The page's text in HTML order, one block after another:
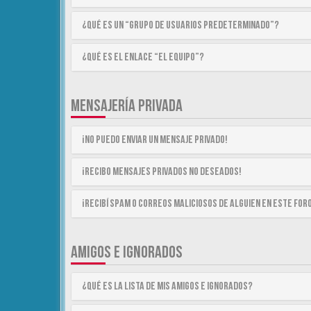
¿Qué es un “Grupo de Usuarios predeterminado”?
¿Qué es el enlace “El equipo”?
MENSAJERÍA PRIVADA
¡No puedo enviar un mensaje privado!
¡Recibo mensajes privados no deseados!
¡Recibí spam o correos maliciosos de alguien en este
AMIGOS E IGNORADOS
¿Qué es la lista de Mis Amigos e Ignorados?